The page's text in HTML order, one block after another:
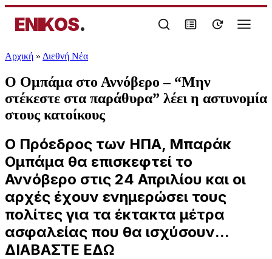
ENIKOS.
Αρχική » Διεθνή Νέα
Ο Ομπάμα στο Αννόβερο – “Μην
στέκεστε στα παράθυρα” λέει η αστυνομία
στους κατοίκους
Ο Πρόεδρος των ΗΠΑ, Μπαράκ
Ομπάμα θα επισκεφτεί το
Αννόβερο στις 24 Απριλίου και οι
αρχές έχουν ενημερώσει τους
πολίτες για τα έκτακτα μέτρα
ασφαλείας που θα ισχύσουν...
ΔΙΑΒΑΣΤΕ ΕΔΩ